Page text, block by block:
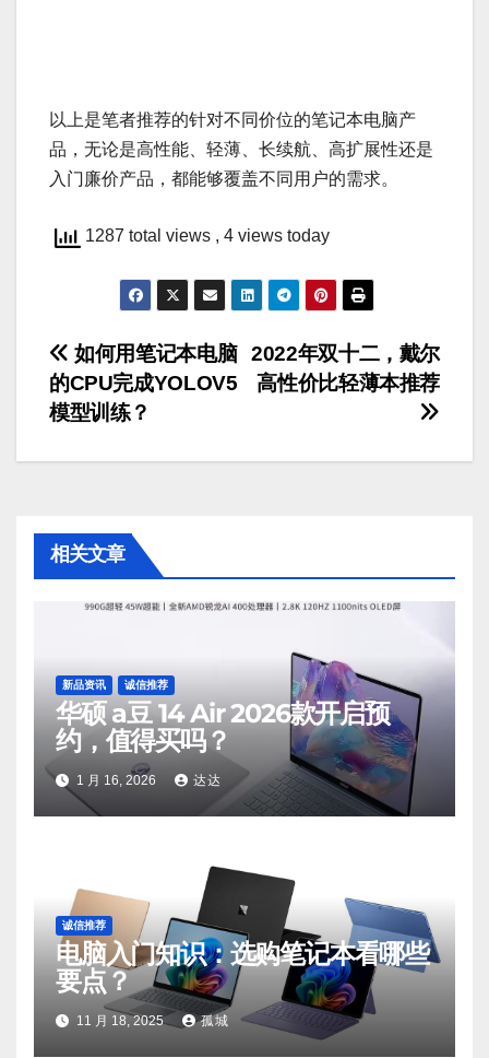
以上是笔者推荐的针对不同价位的笔记本电脑产
品，无论是高性能、轻薄、长续航、高扩展性还是
入门廉价产品，都能够覆盖不同用户的需求。
1287 total views , 4 views today
文
章
导
2022年双十二，戴尔
高性价比轻薄本推荐
如何用笔记本电脑
的CPU完成YOLOV5
模型训练？
相关文章
新品资讯 诚信推荐
华硕 a豆 14 Air 2026款开启预
约，值得买吗？
1 月 16, 2026 达达
诚信推荐
电脑入门知识：选购笔记本看哪些
要点？
11 月 18, 2025 孤城